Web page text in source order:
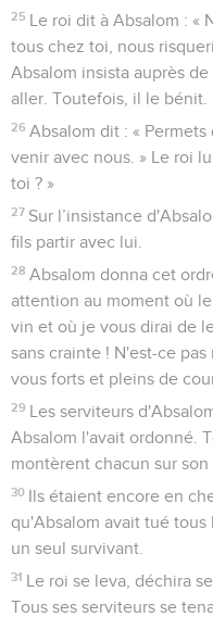
25 Le roi dit à Absalom : «
tous chez toi, nous
Absalom insista auprès
aller. Toutefois, il le bénit.
26 Absalom dit : «
venir avec nous. » Le roi
toi ? »
27 Sur l’insistance
fils partir avec lui.
28 Absalom donna cet
attention au moment où
vin et où je vous dirai de
sans crainte ! N'est-ce
vous forts et pleins de
29 Les serviteurs
Absalom l'avait ordonné.
montèrent chacun sur
30 Ils étaient encore en
qu'Absalom avait tué tous
un seul survivant.
31 Le roi se leva, déchira
Tous ses serviteurs se